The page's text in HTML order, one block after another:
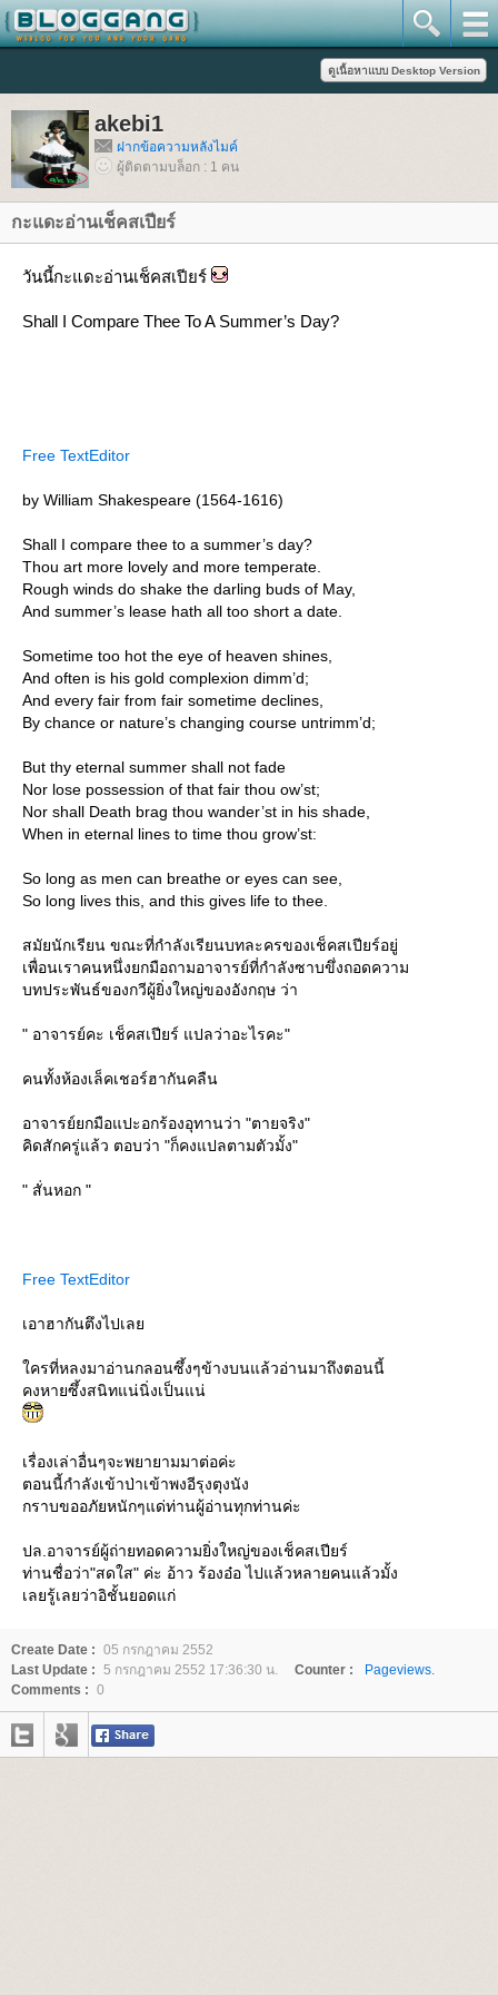
akebi1
ฝากข้อความหลังไมค์
ผู้ติดตามบล็อก : 1 คน
กะแดะอ่านเช็คสเปียร์
วันนี้กะแดะอ่านเช็คสเปียร์
Shall I Compare Thee To A Summer’s Day?
Free TextEditor
by William Shakespeare (1564-1616)
Shall I compare thee to a summer’s day?
Thou art more lovely and more temperate.
Rough winds do shake the darling buds of May,
And summer’s lease hath all too short a date.
Sometime too hot the eye of heaven shines,
And often is his gold complexion dimm’d;
And every fair from fair sometime declines,
By chance or nature’s changing course untrimm’d;
But thy eternal summer shall not fade
Nor lose possession of that fair thou ow’st;
Nor shall Death brag thou wander’st in his shade,
When in eternal lines to time thou grow’st:
So long as men can breathe or eyes can see,
So long lives this, and this gives life to thee.
สมัยนักเรียน ขณะที่กำลังเรียนบทละครของเช็คสเปียร์อยู่
เพื่อนเราคนหนึ่งยกมือถามอาจารย์ที่กำลังซาบขึ่งถอดความ
บทประพันธ์ของกวีผู้ยิ่งใหญ่ของอังกฤษ ว่า
" อาจารย์คะ เช็คสเปียร์ แปลว่าอะไรคะ"
คนทั้งห้องเล็คเชอร์ฮากันคลืน
อาจารย์ยกมือแปะอกร้องอุทานว่า "ตายจริง"
คิดสักครู่แล้ว ตอบว่า "ก็คงแปลตามตัวมั้ง"
" สั่นหอก "
Free TextEditor
เอาฮากันตึงไปเล
ครที่หลงมาอ่านกลอนซึ้งๆข้างบนแล้วอ่านมาถึงตอนนี้
คงหายซึ้งสนิทแน่นิ่งเป็นแน่
เรื่องเล่าอื่นๆจะพยายามมาต่อค่ะ
ตอนนี้กำลังเข้าป่าเข้าพงอีรุงตุงนัง
กราบขออภัยหนักๆแด่ท่านผู้อ่านทุกท่านค่ะ
ปล.อาจารย์ผู้ถ่ายทอดความยิ่งใหญ่ของเช็คสเปียร์
ท่านชื่อว่า"สดใส" ค่ะ อ้าว ร้องอ๋อ ไปแล้วหลายคนแล้วมั้ง
เลยรู้เลยว่าอิชั้นยอดแก่
Create Date : 05 กรกฎาคม 2552
Last Update : 5 กรกฎาคม 2552 17:36:30 น. Counter :
Pageviews.
Comments : 0